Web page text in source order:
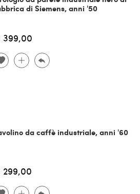
di Siemens, anni '50
da caffè industriale, anni '60